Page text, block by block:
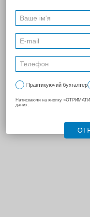
стоимости
календарных
корректировки
(покупателем).